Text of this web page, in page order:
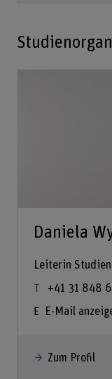
Daniela
Leiterin
+41 31 848
E-Mail
Zum Profil